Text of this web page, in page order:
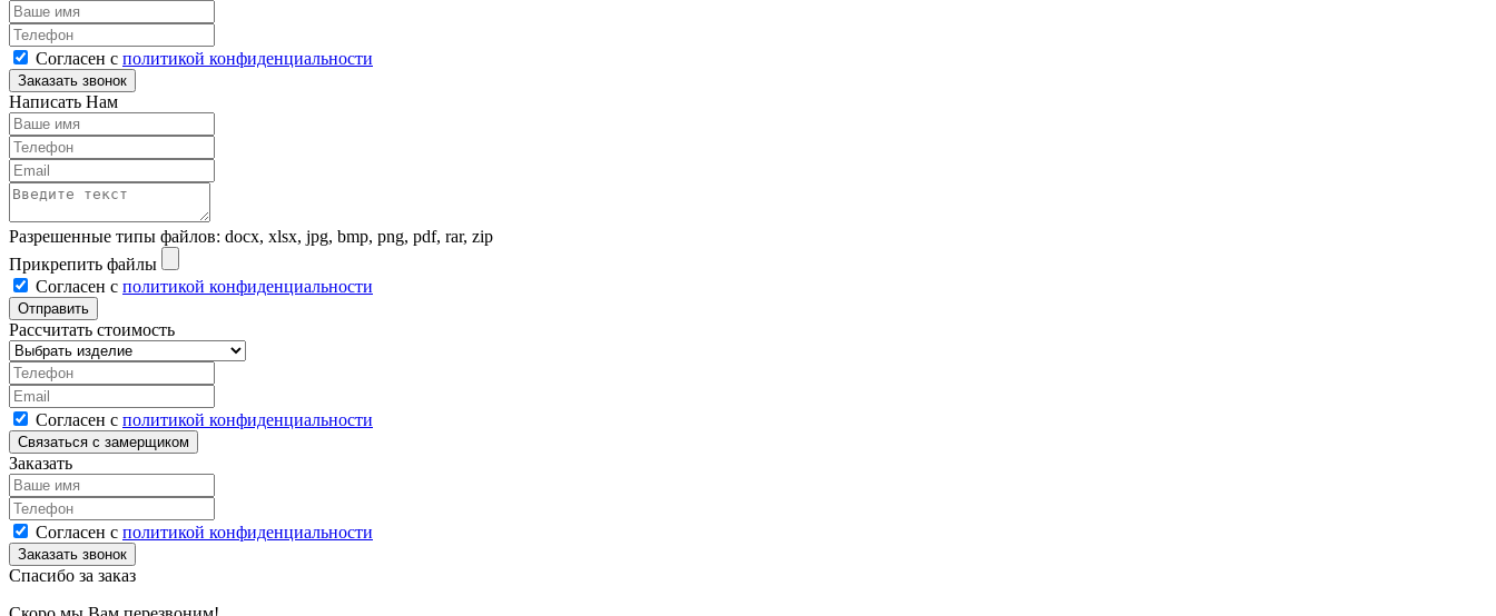
Согласен с политикой конфиденциальности
Написать Нам
Разрешенные типы файлов: docx, xlsx, jpg, bmp, png, pdf, rar, zip
Прикрепить файлы
Согласен с политикой конфиденциальности
Рассчитать стоимость
Согласен с политикой конфиденциальности
Заказать
Согласен с политикой конфиденциальности
Спасибо за заказ